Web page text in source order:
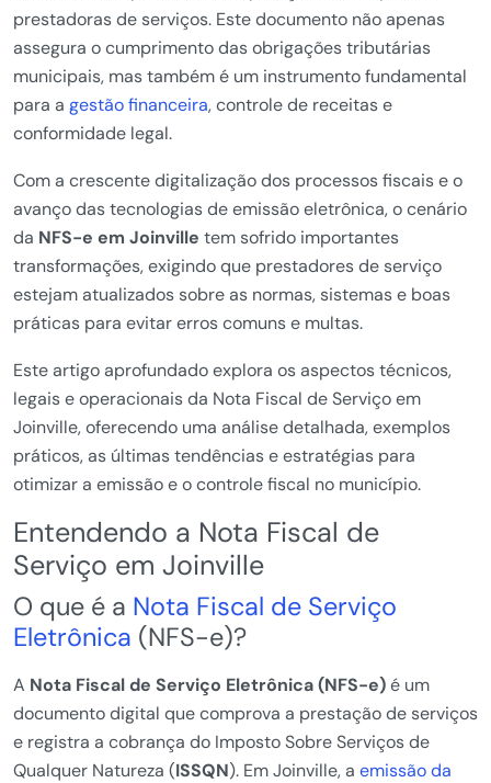
prestadoras de serviços. Este documento não apenas
assegura o cumprimento das obrigações tributárias
municipais, mas também é um instrumento fundamental
para a gestão financeira, controle de receitas e
conformidade legal.
Com a crescente digitalização dos processos fiscais e o
avanço das tecnologias de emissão eletrônica, o cenário
da NFS-e em Joinville tem sofrido importantes
transformações, exigindo que prestadores de serviço
estejam atualizados sobre as normas, sistemas e boas
práticas para evitar erros comuns e multas.
Este artigo aprofundado explora os aspectos técnicos,
legais e operacionais da Nota Fiscal de Serviço em
Joinville, oferecendo uma análise detalhada, exemplos
práticos, as últimas tendências e estratégias para
otimizar a emissão e o controle fiscal no município.
Entendendo a Nota Fiscal de
Serviço em Joinville
O que é a Nota Fiscal de Serviço
Eletrônica (NFS-e)?
A Nota Fiscal de Serviço Eletrônica (NFS-e)é um
documento digital que comprova a prestação de serviços
e registra a cobrança do Imposto Sobre Serviços de
Qualquer Natureza (ISSQN). Em Joinville, a emissão da